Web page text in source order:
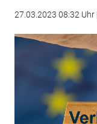
27.03.2023 08:32 Uhr